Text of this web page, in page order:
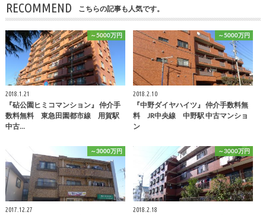
RECOMMEND こちらの記事も人気です。
～5000万円
2018.1.21
『砧公園ヒミコマンション』 仲介手
数料無料 東急田園都市線 用賀駅
中古…
～5000万円
2018.2.10
『中野ダイヤハイツ』 仲介手数料無
料 JR中央線 中野駅 中古マンショ
ン
～3000万円
2017.12.27
～3000万円
2018.2.18